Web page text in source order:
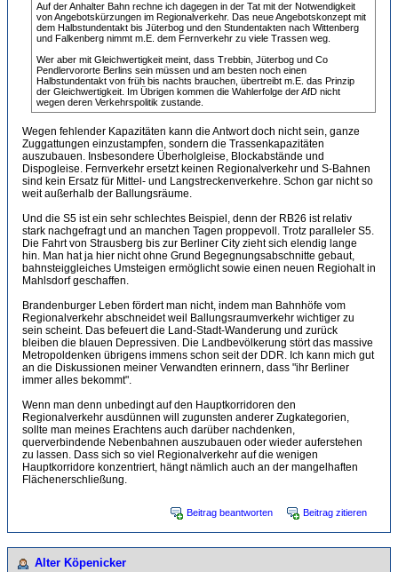
Auf der Anhalter Bahn rechne ich dagegen in der Tat mit der Notwendigkeit
von Angebotskürzungen im Regionalverkehr. Das neue Angebotskonzept mit
dem Halbstundentakt bis Jüterbog und den Stundentakten nach Wittenberg
und Falkenberg nimmt m.E. dem Fernverkehr zu viele Trassen weg.
Wer aber mit Gleichwertigkeit meint, dass Trebbin, Jüterbog und Co
Pendlervororte Berlins sein müssen und am besten noch einen
Halbstundentakt von früh bis nachts brauchen, übertreibt m.E. das Prinzip
der Gleichwertigkeit. Im Übrigen kommen die Wahlerfolge der AfD nicht
wegen deren Verkehrspolitik zustande.
Wegen fehlender Kapazitäten kann die Antwort doch nicht sein, ganze
Zuggattungen einzustampfen, sondern die Trassenkapazitäten
auszubauen. Insbesondere Überholgleise, Blockabstände und
Dispogleise. Fernverkehr ersetzt keinen Regionalverkehr und S-Bahnen
sind kein Ersatz für Mittel- und Langstreckenverkehre. Schon gar nicht so
weit außerhalb der Ballungsräume.
Und die S5 ist ein sehr schlechtes Beispiel, denn der RB26 ist relativ
stark nachgefragt und an manchen Tagen proppevoll. Trotz paralleler S5.
Die Fahrt von Strausberg bis zur Berliner City zieht sich elendig lange
hin. Man hat ja hier nicht ohne Grund Begegnungsabschnitte gebaut,
bahnsteiggleiches Umsteigen ermöglicht sowie einen neuen Regiohalt in
Mahlsdorf geschaffen.
Brandenburger Leben fördert man nicht, indem man Bahnhöfe vom
Regionalverkehr abschneidet weil Ballungsraumverkehr wichtiger zu
sein scheint. Das befeuert die Land-Stadt-Wanderung und zurück
bleiben die blauen Depressiven. Die Landbevölkerung stört das massive
Metropoldenken übrigens immens schon seit der DDR. Ich kann mich gut
an die Diskussionen meiner Verwandten erinnern, dass "ihr Berliner
immer alles bekommt".
Wenn man denn unbedingt auf den Hauptkorridoren den
Regionalverkehr ausdünnen will zugunsten anderer Zugkategorien,
sollte man meines Erachtens auch darüber nachdenken,
querverbindende Nebenbahnen auszubauen oder wieder auferstehen
zu lassen. Dass sich so viel Regionalverkehr auf die wenigen
Hauptkorridore konzentriert, hängt nämlich auch an der mangelhaften
Flächenerschließung.
Beitrag beantworten Beitrag zitieren
Alter Köpenicker